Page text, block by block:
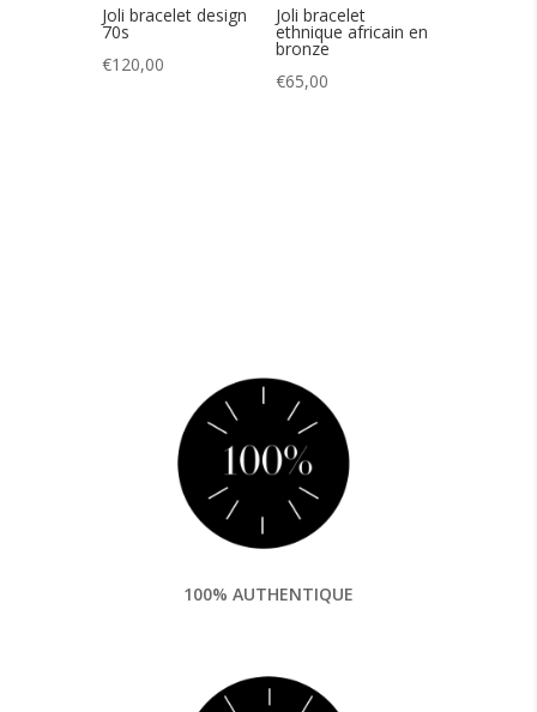
Joli bracelet design
70s
€120,00
Joli bracelet
ethnique africain en
bronze
€65,00
100% AUTHENTIQUE